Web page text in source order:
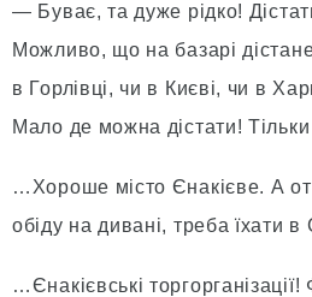
— Буває, та дуже рідко!
Можливо, що на базарі
в Горлівці, чи в Києві, чи в
Мало де можна дістати! Тільки
…Хороше місто Єнакієве. А
обіду на дивані, треба їхати в
…Єнакієвські